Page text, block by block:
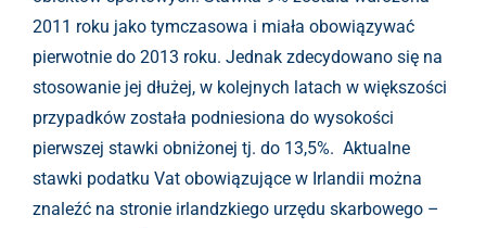
2011 roku jako tymczasowa i miała obowiązywać
pierwotnie do 2013 roku. Jednak zdecydowano się na
stosowanie jej dłużej, w kolejnych latach w większości
przypadków została podniesiona do wysokości
pierwszej stawki obniżonej tj. do 13,5%. Aktualne
stawki podatku Vat obowiązujące w Irlandii można
znaleźć na stronie irlandzkiego urzędu skarbowego –